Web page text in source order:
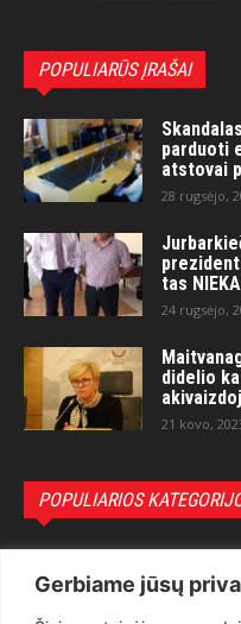
Gerbiame jūsų
POPULIARŪS ĮRAŠAI
parduoti
atstovai
28 rugsėjo,
tas
24 rugsėjo,
didelio
21 kovo,
POPULIARIOS